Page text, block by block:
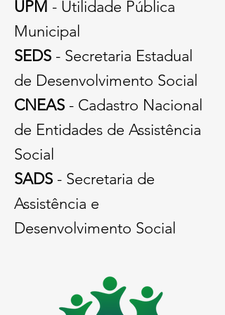
UPM - Utilidade Pública
Municipal
SEDS - Secretaria Estadual
de Desenvolvimento Social
CNEAS - Cadastro Nacional
de Entidades de Assistência
Social
SADS - Secretaria de
Assistência e
Desenvolvimento Social